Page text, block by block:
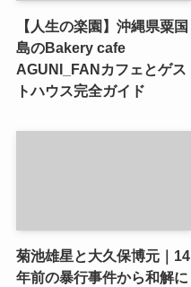
【人生の楽園】沖縄県粟国
島のBakery cafe
AGUNI_FANカフェとゲス
トハウス完全ガイド
菊池雄星と大久保博元｜14
年前の暴行事件から和解に